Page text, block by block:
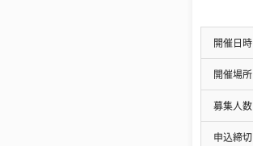
開催日時
開催場所
募集人数
申込締切